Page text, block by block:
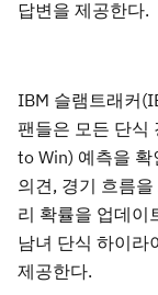
답변을 제공한다.
IBM 슬램트래커
팬들은 모든 단식
to Win) 예측을
의견, 경기 흐름
리 확률을 업데이
남녀 단식 하이라
제공한다.